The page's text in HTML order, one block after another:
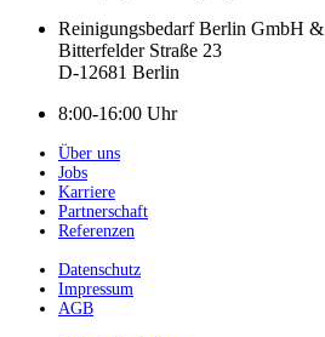
Reinigungsbedarf Berlin GmbH
Bitterfelder Straße 23
D-12681 Berlin
8:00-16:00 Uhr
Über uns
Jobs
Karriere
Partnerschaft
Referenzen
Datenschutz
Impressum
AGB